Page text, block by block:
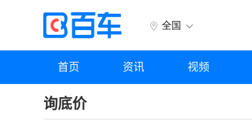
全国
首页 资讯 视频
询底价